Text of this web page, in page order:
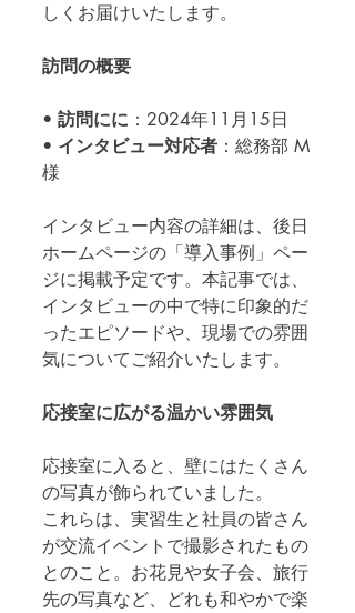
しくお届けいたします。
訪問の概要
• 訪問にに ：2024年11月15日
• インタビュー対応者 ：総務部 M
様
インタビュー内容の詳細は、後日
ホームページの「導入事例」ペー
ジに掲載予定です。本記事では、
インタビューの中で特に印象的だ
ったエピソードや、現場での雰囲
気についてご紹介いたします。
応接室に広がる温かい雰囲気
応接室に入ると、壁にはたくさん
の写真が飾られていました。
これらは、実習生と社員の皆さん
が交流イベントで撮影されたもの
とのこと。お花見や女子会、旅行
先の写真など、どれも和やかで楽